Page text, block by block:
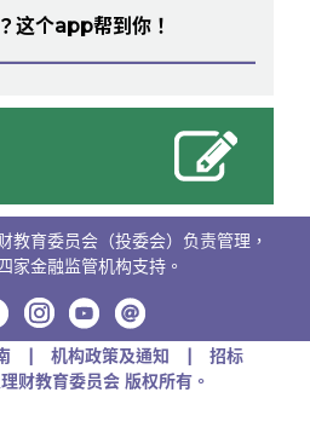
这个app帮到你！
教育委员会（投委会）负责管理，
家金融监管机构支持。
机构政策及通知
招标
财教育委员会 版权所有。